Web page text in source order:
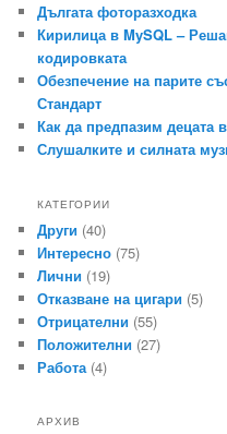
Дългата фоторазходка
Кирилица в MySQL –
кодировката
Обезпечение на парите
Стандарт
Как да предпазим децата
Слушалките и силната
КАТЕГОРИИ
Други (40)
Интересно (75)
Лични (19)
Отказване на цигари (5)
Отрицателни (55)
Положителни (27)
Работа (4)
АРХИВ